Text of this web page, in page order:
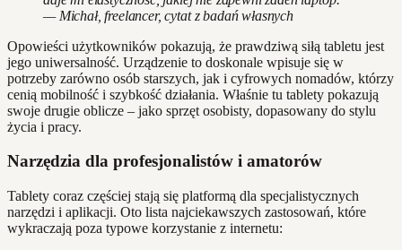
— Michał, freelancer, cytat z badań własnych
Opowieści użytkowników pokazują, że prawdziwą siłą tabletu jest
jego uniwersalność. Urządzenie to doskonale wpisuje się w
potrzeby zarówno osób starszych, jak i cyfrowych nomadów, którzy
cenią mobilność i szybkość działania. Właśnie tu tablety pokazują
swoje drugie oblicze – jako sprzęt osobisty, dopasowany do stylu
życia i pracy.
Narzędzia dla profesjonalistów i amatorów
Tablety coraz częściej stają się platformą dla specjalistycznych
narzędzi i aplikacji. Oto lista najciekawszych zastosowań, które
wykraczają poza typowe korzystanie z internetu: